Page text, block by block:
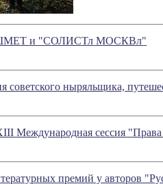
и "СОЛИСТл МОСКВл"
советского ныряльщика,
Международная сессия "Права
премий у авторов